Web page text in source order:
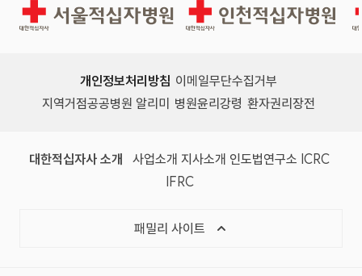
서울적십자병원 인천적십자병원
개인정보처리방침 이메일무단수집거부
지역거점공공병원 알리미
병원윤리강령 환자권리장전
대한적십자사 소개 사업소개 지사소개 인도법연구소 ICRC
IFRC
패밀리 사이트